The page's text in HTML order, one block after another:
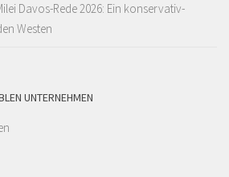
Davos-Rede 2026: Ein konservativ-
Westen
UNTERNEHMEN